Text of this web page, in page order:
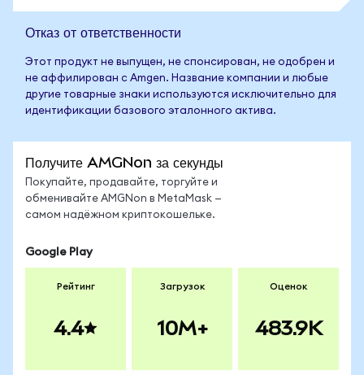
Отказ от ответственности
Этот продукт не выпущен, не спонсирован, не одобрен и
не аффилирован с Amgen. Название компании и любые
другие товарные знаки используются исключительно для
идентификации базового эталонного актива.
Получите AMGNon за секунды
Покупайте, продавайте, торгуйте и
обменивайте AMGNon в MetaMask —
самом надёжном криптокошельке.
Google Play
Рейтинг
4.4
Загрузок
10M+
Оценок
483.9K